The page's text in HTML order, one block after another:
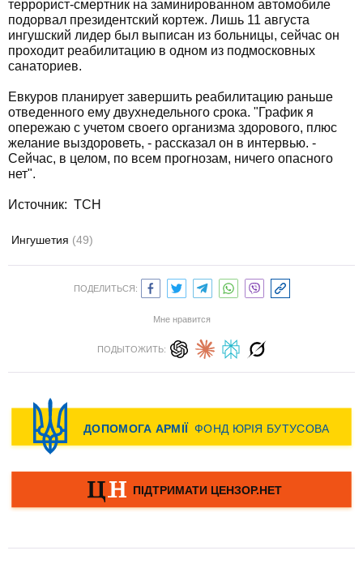
террорист-смертник на заминированном автомобиле
подорвал президентский кортеж. Лишь 11 августа
ингушский лидер был выписан из больницы, сейчас он
проходит реабилитацию в одном из подмосковных
санаториев.
Евкуров планирует завершить реабилитацию раньше
отведенного ему двухнедельного срока. "График я
опережаю с учетом своего организма здорового, плюс
желание выздороветь, - рассказал он в интервью. -
Сейчас, в целом, по всем прогнозам, ничего опасного
нет".
Источник: ТСН
Ингушетия (49)
ПОДЕЛИТЬСЯ:
Мне нравится
ПОДЫТОЖИТЬ: